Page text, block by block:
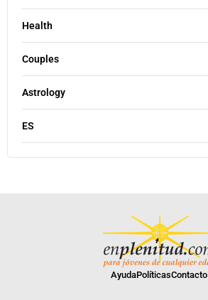
Health
Couples
Astrology
ES
AyudaPolíticasContacto